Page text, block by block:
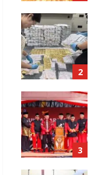
2
3